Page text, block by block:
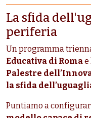
La sfida
periferia
Un programma
Educativa di Romae
Palestre
la sfida
Puntiamo a